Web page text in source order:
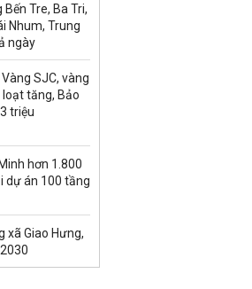
Tre, Ba Tri,
Nhum, Trung
ngày
SJC, vàng
tăng, Bảo
triệu
hơn 1.800
dự án 100 tầng
xã Giao Hưng,